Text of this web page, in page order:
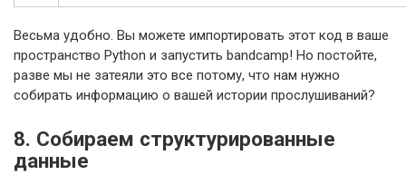
Весьма удобно. Вы можете импортировать этот код в ваше
пространство Python и запустить bandcamp! Но постойте,
разве мы не затеяли это все потому, что нам нужно
собирать информацию о вашей истории прослушиваний?
8. Собираем структурированные
данные